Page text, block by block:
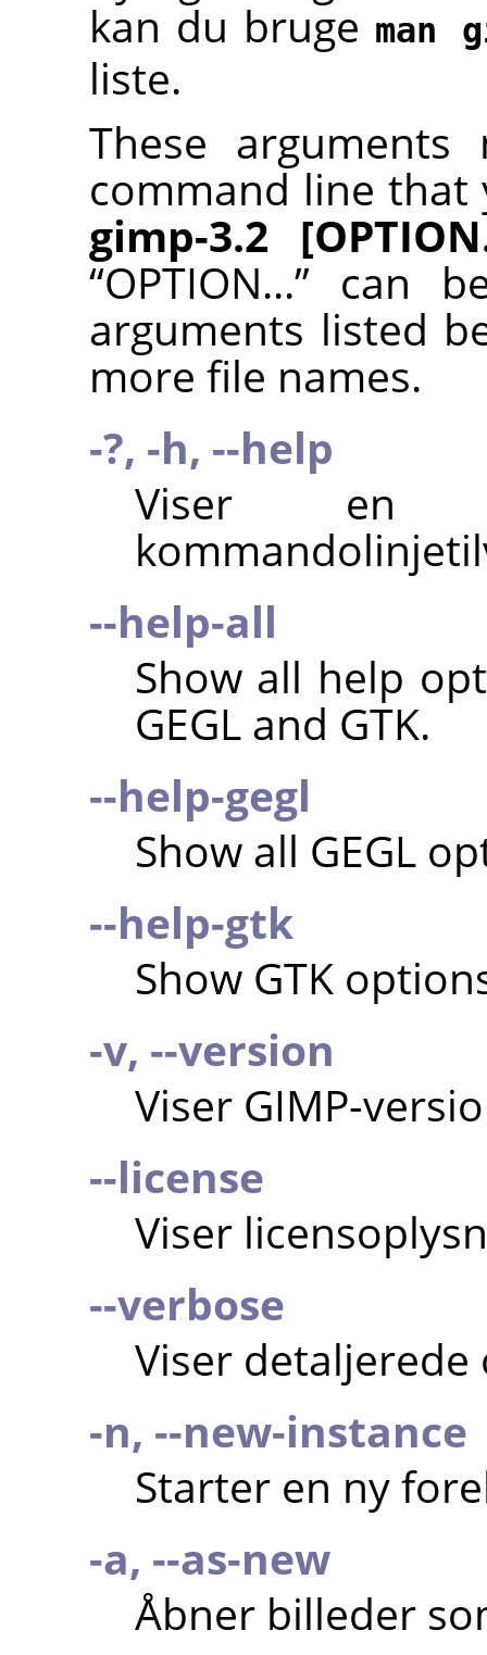
kan du bruge man
liste.
These
command line
gimp-3.2
“OPTION...” can
arguments listed
more file names.
-?, -h, --help
Viser en
--help-all
Show all help
GEGLand GTK.
--help-gegl
Show all GEGL
--help-gtk
Show GTK
-v, --version
Viser GIMP-
--license
Viser
--verbose
Viser
-n, --new-instance
Starter en ny
-a, --as-new
Åbner billeder